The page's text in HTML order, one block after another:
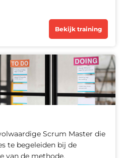
Bekijk training
Scrum Master die
te begeleiden bij de
van de methode.